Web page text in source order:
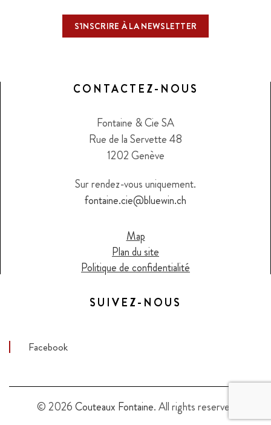
CONTACTEZ-NOUS
Fontaine & Cie SA
Rue de la Servette 48
1202 Genève
Sur rendez-vous uniquement.
fontaine.cie@bluewin.ch
Map
Plan du site
Politique de confidentialité
SUIVEZ-NOUS
Facebook
© 2026Couteaux Fontaine. All rights reserved